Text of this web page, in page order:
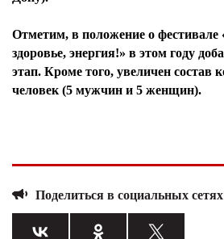
Отметим, в положение о фестивале
здоровье, энергия!» в этом году
этап. Кроме того, увеличен состав
человек (5 мужчин и 5 женщин).
Поделиться в социальных сетях